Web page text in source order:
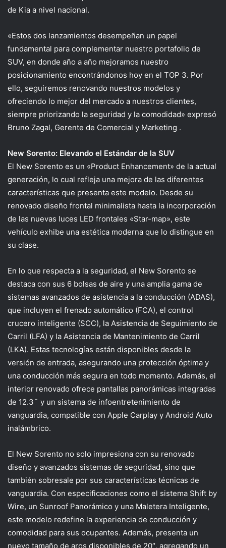
de Kia a nivel nacional.
«Estos dos lanzamientos desempeñan un papel
fundamental para complementar nuestro portafolio de
SUV, en donde año a año mejoramos nuestro
posicionamiento encontrándonos hoy en el TOP 3. Por
ello, seguiremos renovando nuestros modelos y
ofreciendo lo mejor del mercado a nuestros clientes,
siempre priorizando la seguridad y la comodidad» expresó
Bruno Zagal, Gerente de Comercial y Marketing .
New Sorento: Elevando el Estándar de la SUV
El New Sorento es un «Product Enhancement» de la actual
generación, lo cual refleja una mejora de las diferentes
características que presenta este modelo. Desde su
renovado diseño frontal minimalista hasta la incorporación
de las nuevas luces LED frontales «Star-map», este
vehículo exhibe una estética moderna que lo distingue en
su clase.
En lo que respecta a la seguridad, el New Sorento se
destaca con sus 6 bolsas de aire y una amplia gama de
sistemas avanzados de asistencia a la conducción (ADAS),
que incluyen el frenado automático (FCA), el control
crucero inteligente (SCC), la Asistencia de Seguimiento de
Carril (LFA) y la Asistencia de Mantenimiento de Carril
(LKA). Estas tecnologías están disponibles desde la
versión de entrada, asegurando una protección óptima y
una conducción más segura en todo momento. Además, el
interior renovado ofrece pantallas panorámicas integradas
de 12.3¨ y un sistema de infoentretenimiento de
vanguardia, compatible con Apple Carplay y Android Auto
inalámbrico.
El New Sorento no solo impresiona con su renovado
diseño y avanzados sistemas de seguridad, sino que
también sobresale por sus características técnicas de
vanguardia. Con especificaciones como el sistema Shift by
Wire, un Sunroof Panorámico y una Maletera Inteligente,
este modelo redefine la experiencia de conducción y
comodidad para sus ocupantes. Además, presenta un
nuevo tamaño de aros disponibles de 20″, agregando un